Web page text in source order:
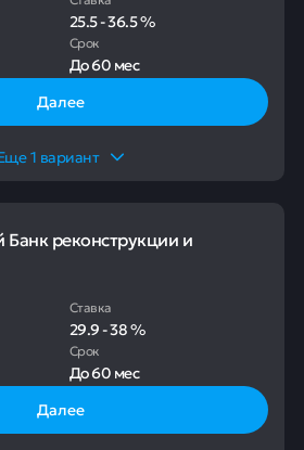
25.5-36.5%
Срок
До60 мес
Далее
1 вариант
Банк реконструкции и
Ставка
29.9-38%
Срок
До60 мес
Далее